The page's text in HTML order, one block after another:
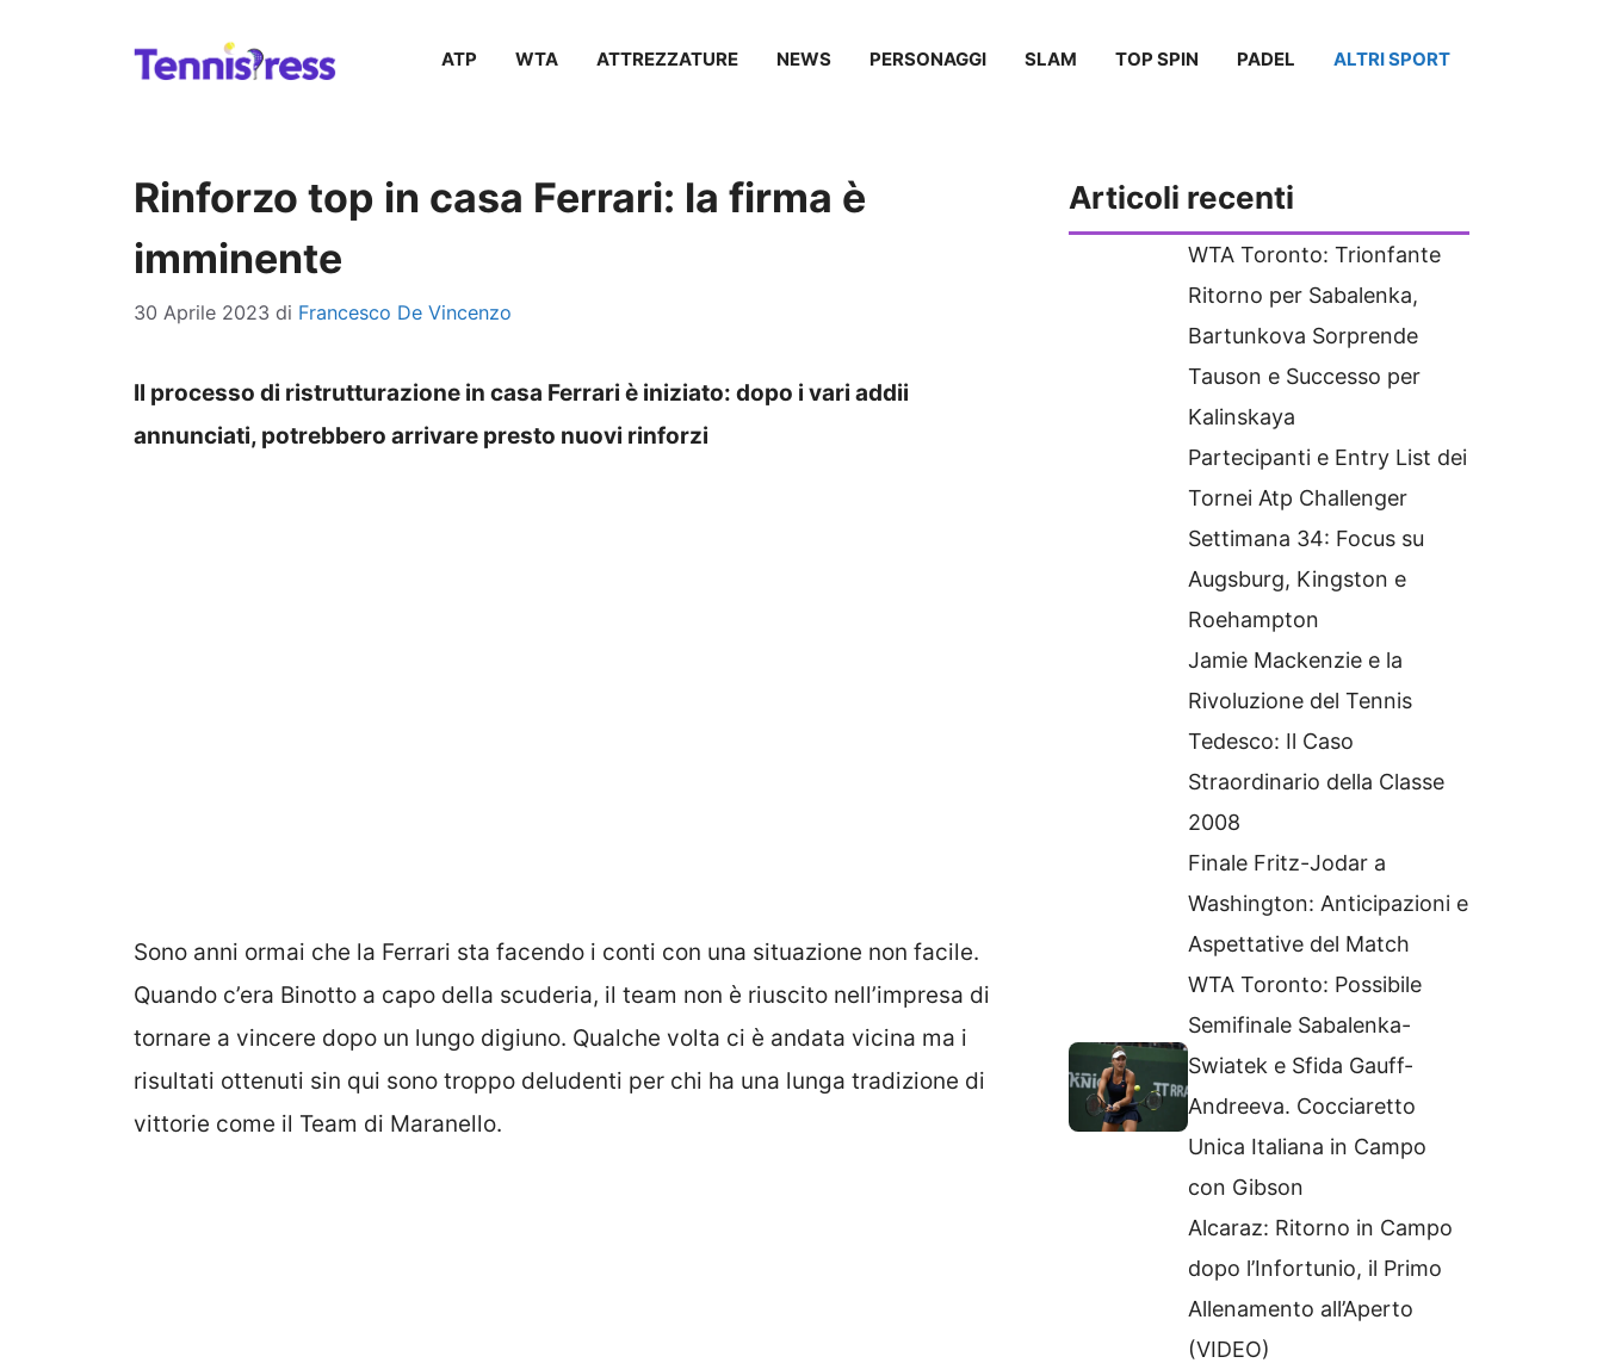
ATP WTA ATTREZZATURE NEWS PERSONAGGI SLAM TOP SPIN PADEL ALTRI SPORT
Rinforzo top in casa Ferrari: la firma è
imminente
30 Aprile 2023 di Francesco De Vincenzo
Il processo di ristrutturazione in casa Ferrari è iniziato: dopo i vari addii
annunciati, potrebbero arrivare presto nuovi rinforzi
Sono anni ormai che la Ferrari sta facendo i conti con una situazione non facile.
Quando c’era Binotto a capo della scuderia, il team non è riuscito nell’impresa di
tornare a vincere dopo un lungo digiuno. Qualche volta ci è andata vicina ma i
risultati ottenuti sin qui sono troppo deludenti per chi ha una lunga tradizione di
vittorie come il Team di Maranello.
Articoli recenti
WTA Toronto: Trionfante
Ritorno per Sabalenka,
Bartunkova Sorprende
Tauson e Successo per
Kalinskaya
Partecipanti e Entry List dei
Tornei Atp Challenger
Settimana 34: Focus su
Augsburg, Kingston e
Roehampton
Jamie Mackenzie e la
Rivoluzione del Tennis
Tedesco: Il Caso
Straordinario della Classe
2008
Finale Fritz-Jodar a
Washington: Anticipazioni e
Aspettative del Match
WTA Toronto: Possibile
Semifinale Sabalenka-
Swiatek e Sfida Gauff-
Andreeva. Cocciaretto
Unica Italiana in Campo
con Gibson
Alcaraz: Ritorno in Campo
dopo l’Infortunio, il Primo
Allenamento all’Aperto
(VIDEO)